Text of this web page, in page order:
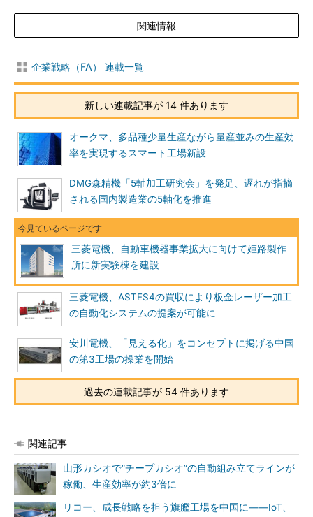
関連情報
企業戦略（FA） 連載一覧
新しい連載記事が 14 件あります
オークマ、多品種少量生産ながら量産並みの生産効
率を実現するスマート工場新設
DMG森精機「5軸加工研究会」を発足、遅れが指摘
される国内製造業の5軸化を推進
三菱電機、自動車機器事業拡大に向けて姫路製作
所に新実験棟を建設
三菱電機、ASTES4の買収により板金レーザー加工
の自動化システムの提案が可能に
安川電機、「見える化」をコンセプトに掲げる中国
の第3工場の操業を開始
過去の連載記事が 54 件あります
関連記事
山形カシオで“チープカシオ”の自動組み立てラインが
稼働、生産効率が約3倍に
リコー、成長戦略を担う旗艦工場を中国に――IoT、